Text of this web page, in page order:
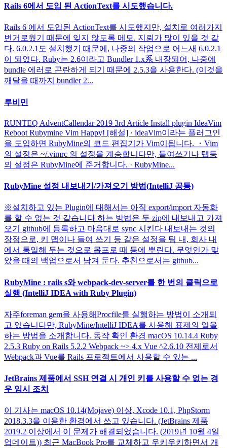
Rails 6에서 도입 된 ActionText를 시도했습니다.
Rails 6 에서 도입된 ActionText를 시도했지만, 설치로 여러가지
번거로웠기 때문에 잊지 않도록 메모. 지뢰가 많이 있을 것 같
다. 6.0.2.1도 설치했기 때문에, 나중의 작업으로 어느새 6.0.2.1
이 되었다. Ruby는 2.6이라고 Bundler 1.x系 내장되어, 나중에
bundle 에러로 곤란하게 되기 때문에 2.5.3을 사용한다. (이것을
깨달을 때까지 bundler 2...
루비민
RUNTEQ AdventCallendar 2019 3rd Article Install plugin IdeaVim
Reboot Rubymine Vim Happy! [해설] · ideaVim이라는 플러그인
을 도입하면 RubyMine의 코드 편집기가 Vim이됩니다. ・Vim
의 설정은 ~/.vimrc 의 설정을 계승합니다만, 들여쓰기나 탭등
의 설정은 RubyMine에 준거합니다. · RubyMine...
RubyMine 설정 내보내기/가져오기 방법(IntelliJ 공통)
※설치하고 있는 Plugin에 대해서는 아직 export/import 자동화
를 할 수 없는 것 같습니다 하는 방법은 두 zip에 내보내고 가져
오기 github에 등록하고 마음대로 sync 시킨다 내보내는 것의
장점으로, 키 맵이나 들여 쓰기 등 같은 설정을 팀 내, 회사 내
에서 통일해 두는 것으로 몹프로 때 등에 뿌린다. 무엇인가 맞
았을 때의 백업으로서 남겨 둔다. 추천으로서는 github...
RubyMine : rails s와 webpack-dev-server를 한 번의 클릭으로
실행 (IntelliJ IDEA with Ruby Plugin)
자주foreman gem을 사용해Procfile를 실행하는 방법이 소개되
고 있습니다만, RubyMine/IntelliJ IDEA를 사용해 표제의 일을
하는 방법을 소개합니다. 동작 확인 환경 macOS 10.14.4 Ruby
2.5.3 Ruby on Rails 5.2.2 Webpack ~> 4.x Vue ^2.6.10 전제로서
Webpack과 Vue를 Rails 프로젝트에서 사용할 수 있는 ...
JetBrains 제품에서 SSH 연결 시 개인 키를 사용할 수 없는 경
우 임시 조치
이 기사는 macOS 10.14(Mojave) 이상, Xcode 10.1, PhpStorm
2018.3.3을 이용한 환경에서 쓰고 있습니다. (JetBrains 제품
2019.2 이상에서 이 문제가 해결되었습니다. (2019년 10월 4일
업데이트)) 최근 MacBook Pro를 교체하고 우키우키하면서 개